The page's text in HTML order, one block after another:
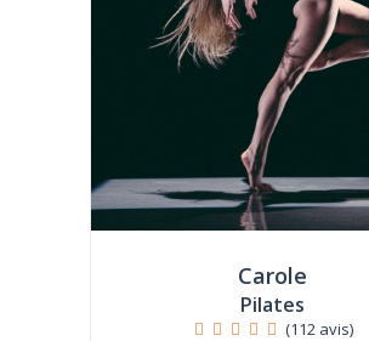
Carole
Pilates
(112 avis)